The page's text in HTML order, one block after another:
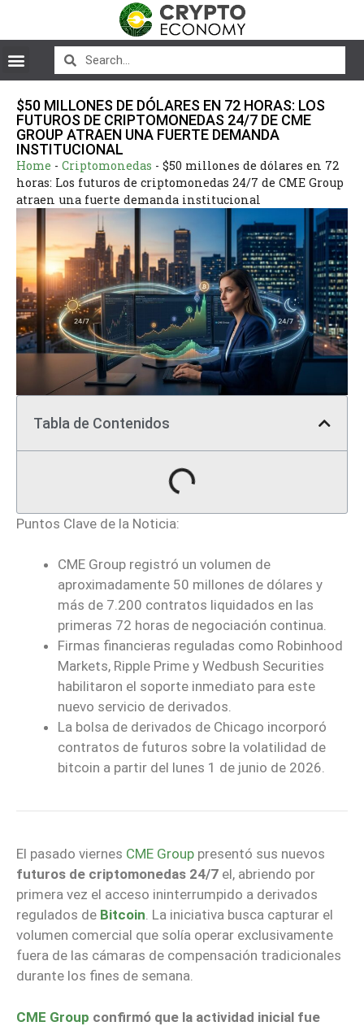
$50 MILLONES DE DÓLARES EN 72 HORAS: LOS
FUTUROS DE CRIPTOMONEDAS 24/7 DE CME
GROUP ATRAEN UNA FUERTE DEMANDA
INSTITUCIONAL
Home - Criptomonedas - $50 millones de dólares en 72
horas: Los futuros de criptomonedas 24/7 de CME Group
atraen una fuerte demanda institucional
Tabla de Contenidos
Puntos Clave de la Noticia:
CME Group registró un volumen de
aproximadamente 50 millones de dólares y
más de 7.200 contratos liquidados en las
primeras 72 horas de negociación continua.
Firmas financieras reguladas como Robinhood
Markets, Ripple Prime y Wedbush Securities
habilitaron el soporte inmediato para este
nuevo servicio de derivados.
La bolsa de derivados de Chicago incorporó
contratos de futuros sobre la volatilidad de
bitcoin a partir del lunes 1 de junio de 2026.
El pasado viernes CME Group presentó sus nuevos
futuros de criptomonedas 24/7 el, abriendo por
primera vez el acceso ininterrumpido a derivados
regulados de Bitcoin. La iniciativa busca capturar el
volumen comercial que solía operar exclusivamente
fuera de las cámaras de compensación tradicionales
durante los fines de semana.
CME Group confirmó que la actividad inicial fue